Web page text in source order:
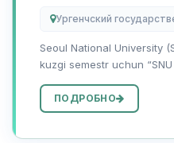
Ургенчский
Seoul National University
kuzgi semestr uchun
ma’lum qiladi. Mazkur
davlatlardagi oliy...
ПОДРОБНО